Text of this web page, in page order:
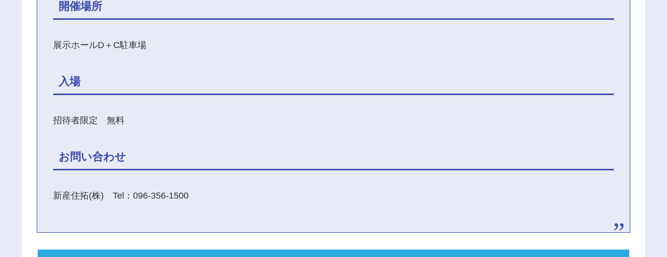
開催場所
展示ホールD＋C駐車場
入場
招待者限定 無料
お問い合わせ
新産住拓(株) Tel：096-356-1500